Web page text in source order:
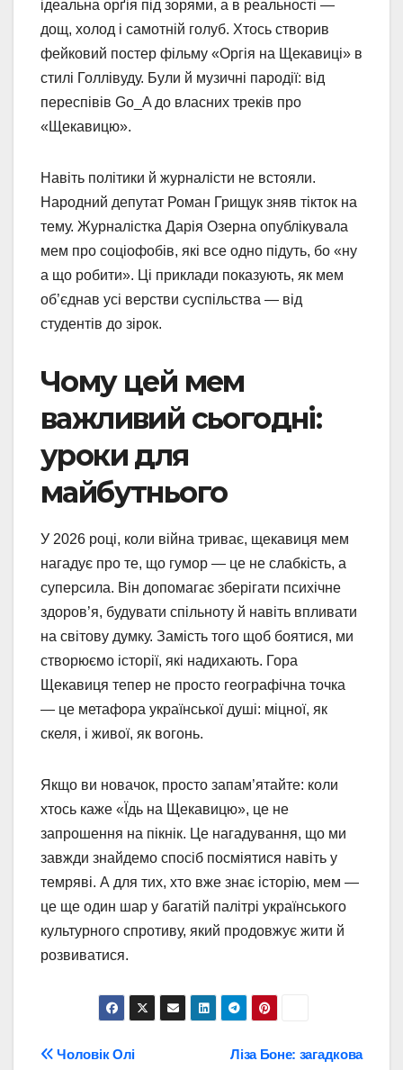
ідеальна орґія під зорями, а в реальності —
дощ, холод і самотній голуб. Хтось створив
фейковий постер фільму «Оргія на Щекавиці» в
стилі Голлівуду. Були й музичні пародії: від
переспівів Go_A до власних треків про
«Щекавицю».
Навіть політики й журналісти не встояли.
Народний депутат Роман Грищук зняв тікток на
тему. Журналістка Дарія Озерна опублікувала
мем про соціофобів, які все одно підуть, бо «ну
а що робити». Ці приклади показують, як мем
об’єднав усі верстви суспільства — від
студентів до зірок.
Чому цей мем
важливий сьогодні:
уроки для
майбутнього
У 2026 році, коли війна триває, щекавиця мем
нагадує про те, що гумор — це не слабкість, а
суперсила. Він допомагає зберігати психічне
здоров’я, будувати спільноту й навіть впливати
на світову думку. Замість того щоб боятися, ми
створюємо історії, які надихають. Гора
Щекавиця тепер не просто географічна точка
— це метафора української душі: міцної, як
скеля, і живої, як вогонь.
Якщо ви новачок, просто запам’ятайте: коли
хтось каже «Їдь на Щекавицю», це не
запрошення на пікнік. Це нагадування, що ми
завжди знайдемо спосіб посміятися навіть у
темряві. А для тих, хто вже знає історію, мем —
це ще один шар у багатій палітрі українського
культурного спротиву, який продовжує жити й
розвиватися.
Навігація
Ліза Боне: загадкова
Чоловік Олі